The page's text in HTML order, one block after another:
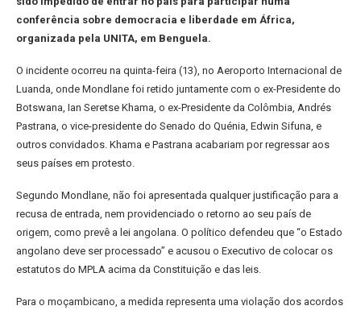
conferência sobre democracia e liberdade em África,
organizada pela UNITA, em Benguela.
O incidente ocorreu na quinta-feira (13), no Aeroporto Internacional de
Luanda, onde Mondlane foi retido juntamente com o ex-Presidente do
Botswana, Ian Seretse Khama, o ex-Presidente da Colômbia, Andrés
Pastrana, o vice-presidente do Senado do Quénia, Edwin Sifuna, e
outros convidados. Khama e Pastrana acabariam por regressar aos
seus países em protesto.
Segundo Mondlane, não foi apresentada qualquer justificação para a
recusa de entrada, nem providenciado o retorno ao seu país de
origem, como prevê a lei angolana. O político defendeu que “o Estado
angolano deve ser processado” e acusou o Executivo de colocar os
estatutos do MPLA acima da Constituição e das leis.
Para o moçambicano, a medida representa uma violação dos acordos